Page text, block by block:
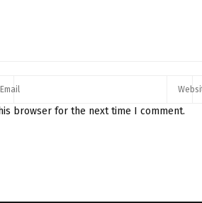
browser for the next time I comment.